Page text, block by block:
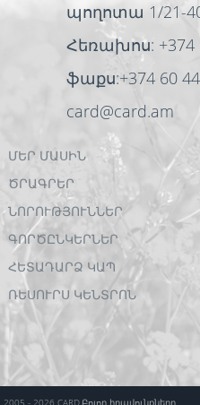
պողոտա 1/21-
Հեռախոս: +374
ֆաքս:+374 60
card@card.am
ՄԵՐ ՄԱՍԻՆ
ԾՐԱԳՐԵՐ
ՆՈՐՈՒԹՅՈՒՆՆԵՐ
ԳՈՐԾԸՆԿԵՐՆԵՐ
ՀԵՏԱԴԱՐՁ ԿԱՊ
ՌԵՍՈՒՐՍ ԿԵՆՏՐՈՆ